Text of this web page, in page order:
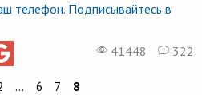
телефон. Подписывайтесь в
41448
322
… 6 7 8